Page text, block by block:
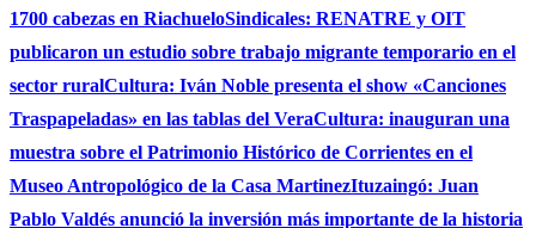
1700 cabezas en RiachueloSindicales: RENATRE y OIT
publicaron un estudio sobre trabajo migrante temporario en el
sector ruralCultura: Iván Noble presenta el show «Canciones
Traspapeladas» en las tablas del VeraCultura: inauguran una
muestra sobre el Patrimonio Histórico de Corrientes en el
Museo Antropológico de la Casa MartinezItuzaingó: Juan
Pablo Valdés anunció la inversión más importante de la historia